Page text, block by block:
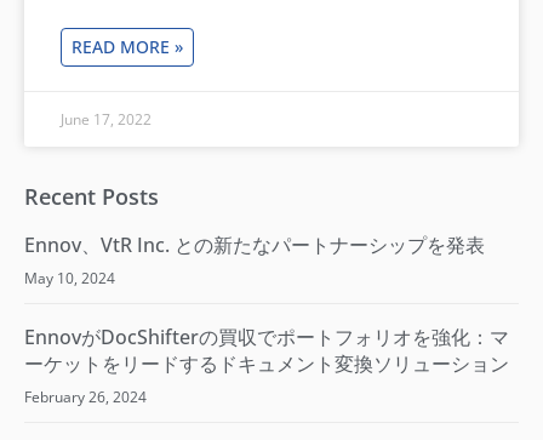
READ MORE »
June 17, 2022
Recent Posts
Ennov、VtR Inc. との新たなパートナーシップを発表
May 10, 2024
EnnovがDocShifterの買収でポートフォリオを強化：マ
ーケットをリードするドキュメント変換ソリューション
February 26, 2024